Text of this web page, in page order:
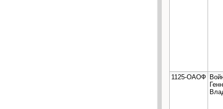
1125-ОАОФ